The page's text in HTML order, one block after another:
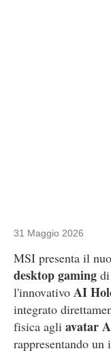
31 Maggio 2026
MSI presenta il
desktop gaming
l'innovativo AI
integrato
fisica agli avatar
rappresentando un